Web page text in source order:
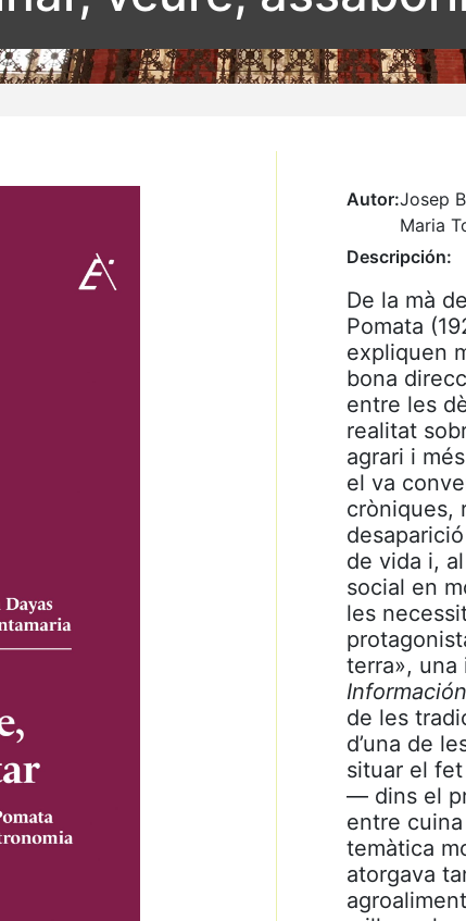
Autor:Josep
Maria
Descripción:
De la mà
Pomata
expliquen
bona
entre les
realitat
agrari i
el va
cròniques,
de vida i,
social en
les
terra», una
Información
de les
d’una de
situar el
— dins el
entre
temàtica
atorgava